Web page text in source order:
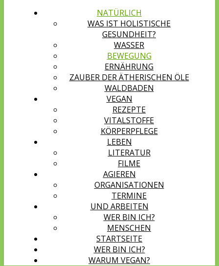
NATÜRLICH
WAS IST HOLISTISCHE
GESUNDHEIT?
WASSER
BEWEGUNG
ERNÄHRUNG
ZAUBER DER ÄTHERISCHEN ÖLE
WALDBADEN
VEGAN
REZEPTE
VITALSTOFFE
KÖRPERPFLEGE
LEBEN
LITERATUR
FILME
AGIEREN
ORGANISATIONEN
TERMINE
UND ARBEITEN
WER BIN ICH?
MENSCHEN
STARTSEITE
WER BIN ICH?
WARUM VEGAN?